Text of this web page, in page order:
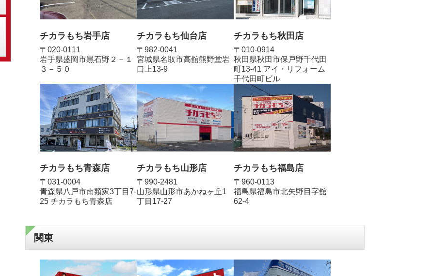
チカラもち岩手店
〒020-0111
岩手県盛岡市黒石野２－１
３－５０
チカラもち仙台店
〒982-0041
宮城県名取市高舘熊野堂岩
口上13‐9
チカラもち秋田店
〒010-0914
秋田県秋田市保戸野千代田
町13-41 アイ・リフォーム
千代田町ビル
チカラもち青森店
〒031-0004
青森県八戸市南類家3丁目7-
25 チカラもち青森店
チカラもち山形店
〒990-2481
山形県山形市あかねヶ丘1
丁目17-27
チカラもち福島店
〒960-0113
福島県福島市北矢野目字舘
62-4
関東